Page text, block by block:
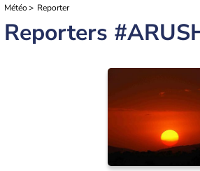
Météo Reporter
Reporters
Arusha
30/09/2009
olduvai